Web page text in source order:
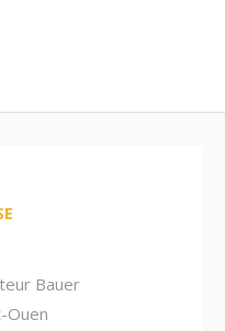
Bauer
Ouen